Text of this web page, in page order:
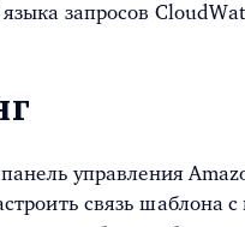
запросов
управления
связь шаблона с